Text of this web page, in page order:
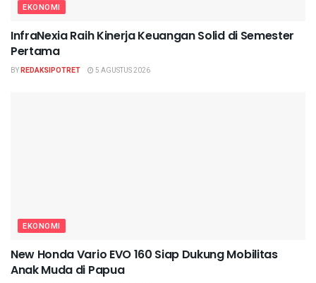
EKONOMI
InfraNexia Raih Kinerja Keuangan Solid di Semester
Pertama
BYREDAKSIPOTRET 5 AGUSTUS 2026
EKONOMI
New Honda Vario EVO 160 Siap Dukung Mobilitas
Anak Muda di Papua